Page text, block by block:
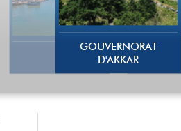
GOUVERNORAT
D'AKKAR